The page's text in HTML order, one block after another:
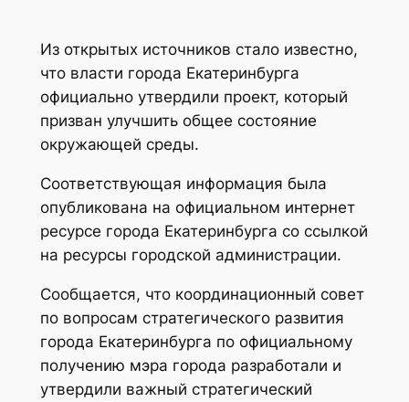
Из открытых источников стало известно,
что власти города Екатеринбурга
официально утвердили проект, который
призван улучшить общее состояние
окружающей среды.
Соответствующая информация была
опубликована на официальном интернет
ресурсе города Екатеринбурга со ссылкой
на ресурсы городской администрации.
Сообщается, что координационный совет
по вопросам стратегического развития
города Екатеринбурга по официальному
получению мэра города разработали и
утвердили важный стратегический